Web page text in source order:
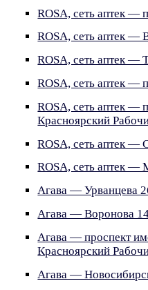
ROSA, сеть аптек —
ROSA, сеть аптек —
ROSA, сеть аптек —
ROSA, сеть аптек —
ROSA, сеть аптек —
Красноярский
ROSA, сеть аптек —
ROSA, сеть аптек —
Агава — Урванцева
Агава — Воронова
Агава — проспект
Красноярский
Агава —